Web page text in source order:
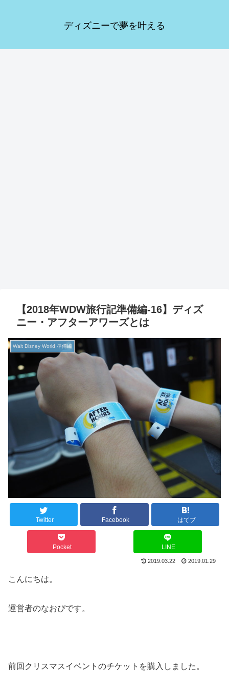
ディズニーで夢を叶える
【2018年WDW旅行記準備編-16】ディズ
ニー・アフターアワーズとは
Walt Disney World 準備編
Twitter Facebook はてブ
Pocket LINE
2019.03.22 2019.01.29
こんにちは。
運営者のなおぴです。
前回クリスマスイベントのチケットを購入しました。